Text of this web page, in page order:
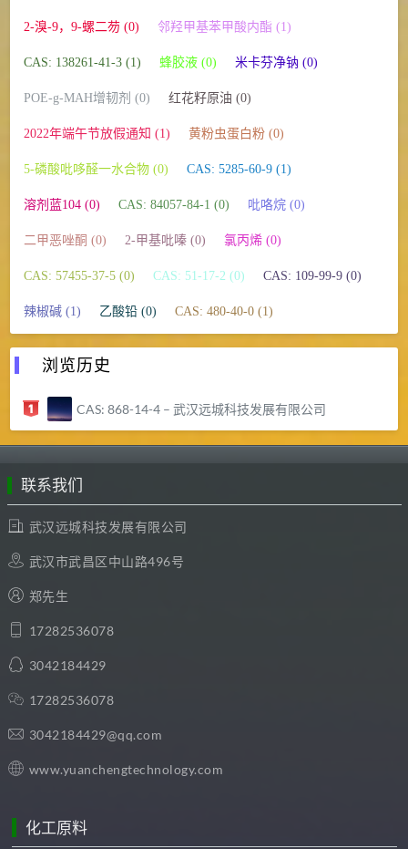
2-溴-9，9-螺二芴 (0) 邻羟甲基苯甲酸内酯 (1)
CAS: 138261-41-3 (1) 蜂胶液 (0) 米卡芬净钠 (0)
POE-g-MAH增韧剂 (0) 红花籽原油 (0)
2022年端午节放假通知 (1) 黄粉虫蛋白粉 (0)
5-磷酸吡哆醛一水合物 (0) CAS: 5285-60-9 (1)
溶剂蓝104 (0) CAS: 84057-84-1 (0) 吡咯烷 (0)
二甲恶唑酮 (0) 2-甲基吡嗪 (0) 氯丙烯 (0)
CAS: 57455-37-5 (0) CAS: 51-17-2 (0) CAS: 109-99-9 (0)
辣椒碱 (1) 乙酸铅 (0) CAS: 480-40-0 (1)
浏览历史
CAS: 868-14-4 – 武汉远城科技发展有限公司
联系我们
武汉远城科技发展有限公司
武汉市武昌区中山路496号
郑先生
17282536078
3042184429
17282536078
3042184429@qq.com
www.yuanchengtechnology.com
化工原料